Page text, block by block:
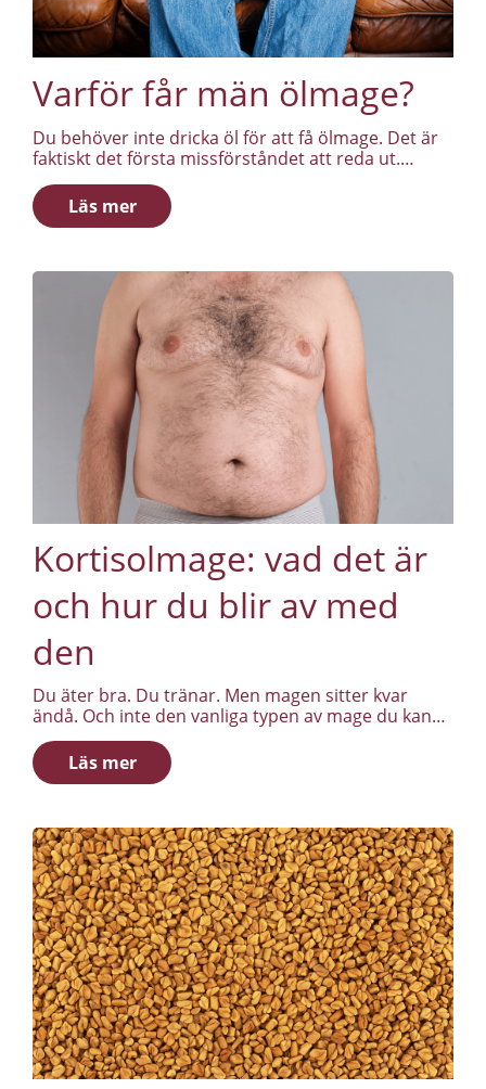
Varför får män ölmage?
Du behöver inte dricka öl för att få ölmage. Det är
faktiskt det första missförståndet att reda ut.
Ölmagen heter inte det för att öl är orsaken. Den
heter det för att den ser ut som en ölkula. Orsaken
är något annat.
Läs mer
Kortisolmage: vad det är
och hur du blir av med
den
Du äter bra. Du tränar. Men magen sitter kvar
ändå. Och inte den vanliga typen av mage du kan
nypa tag i. Den sitter djupare, hårdare, och ger sig
inte oavsett vad du gör.
Läs mer